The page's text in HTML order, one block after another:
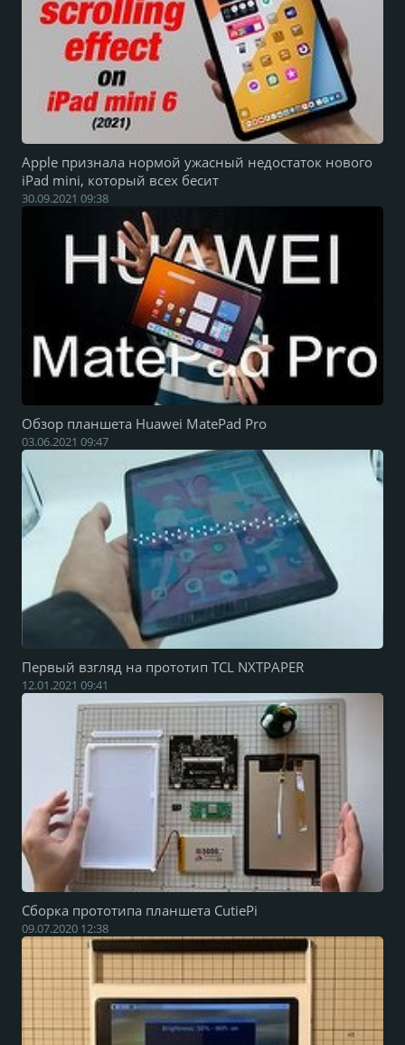
Apple признала нормой ужасный недостаток нового
iPad mini, который всех бесит
30.09.2021 09:38
Обзор планшета Huawei MatePad Pro
03.06.2021 09:47
Первый взгляд на прототип TCL NXTPAPER
12.01.2021 09:41
Сборка прототипа планшета CutiePi
09.07.2020 12:38